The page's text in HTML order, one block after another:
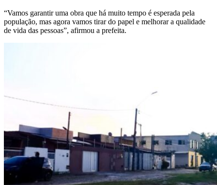
“Vamos garantir uma obra que há muito tempo é esperada pela
população, mas agora vamos tirar do papel e melhorar a qualidade
de vida das pessoas”, afirmou a prefeita.